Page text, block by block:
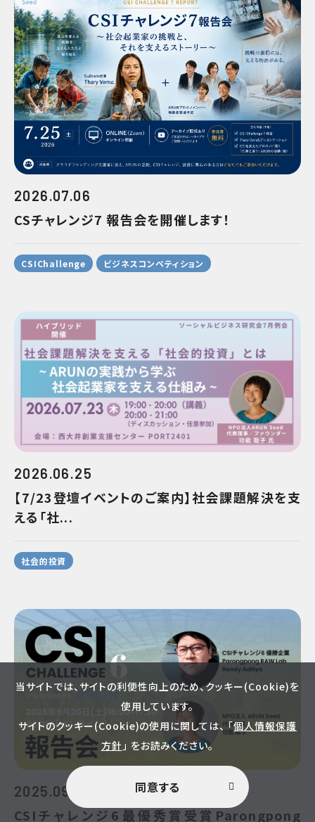
2026.07.06
CSチャレンジ7 報告会を開催します！
CSIChallenge ビジネスコンペティション
2026.06.25
【7/23登壇イベントのご案内】社会課題解決を支
える「社...
社会的投資
2025.09.07
CSIチャレンジ6最優秀賞受賞Parongpong
当サイトでは、サイトの利便性向上のため、クッキー(Cookie)を
使用しています。
サイトのクッキー(Cookie)の使用に関しては、 「個人情報保護
方針」 をお読みください。
同意する